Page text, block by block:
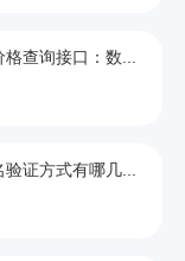
查询接口：数...
证方式有哪几...